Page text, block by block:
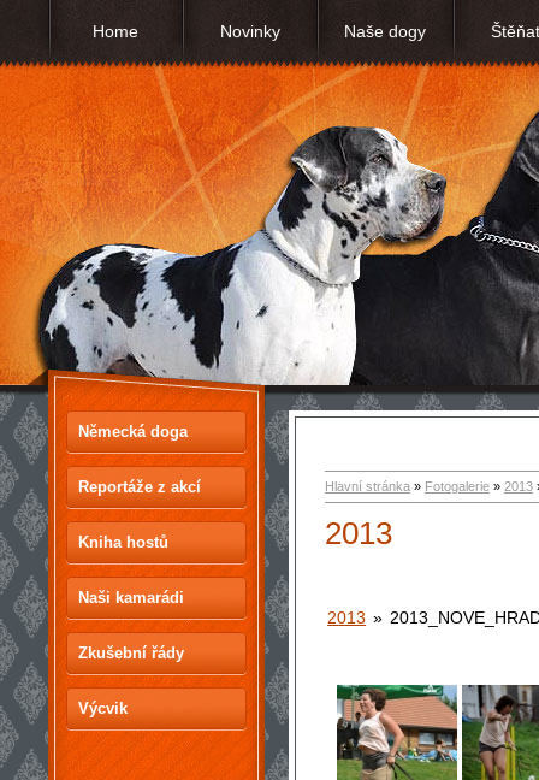
Home Novinky Naše dogy
Německá doga
Reportáže z akcí
Kniha hostů
Naši kamarádi
Zkušební řády
Výcvik
Hlavní stránka » Fotogalerie » 2013
2013
2013 »